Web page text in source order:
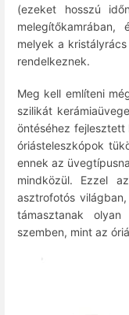
(ezeket hosszú
melyek a
rendelkeznek.
Meg kell említeni
szilikát
öntéséhez fejlesztett
óriásteleszkópok
ennek az
mindközül. Ezzel
asztrofotós
támasztanak
szemben, mint az